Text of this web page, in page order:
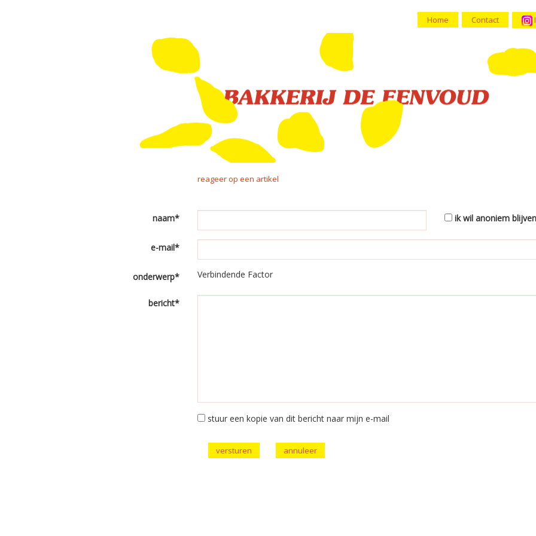
Home Contact
reageer op een artikel
naam* ik wil anoniem blijven
e-mail*
onderwerp* Verbindende Factor
bericht*
stuur een kopie van dit bericht naar mijn e-mail
versturen